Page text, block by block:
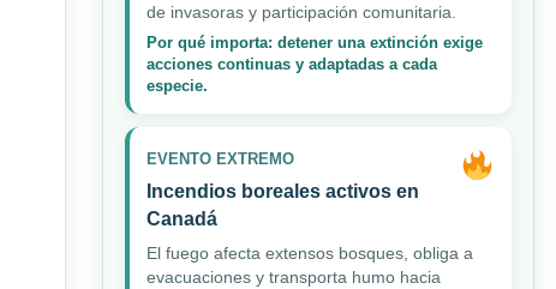
de invasoras y participación comunitaria.
Por qué importa: detener una extinción exige
acciones continuas y adaptadas a cada
especie.
EVENTO EXTREMO
Incendios boreales activos en
Canadá
El fuego afecta extensos bosques, obliga a
evacuaciones y transporta humo hacia